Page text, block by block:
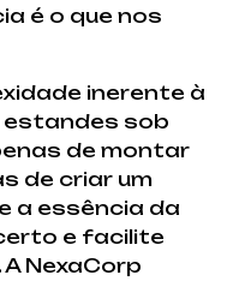
é o que nos
inerente à
estandes sob
de montar
de criar um
a essência da
e facilite
NexaCorp